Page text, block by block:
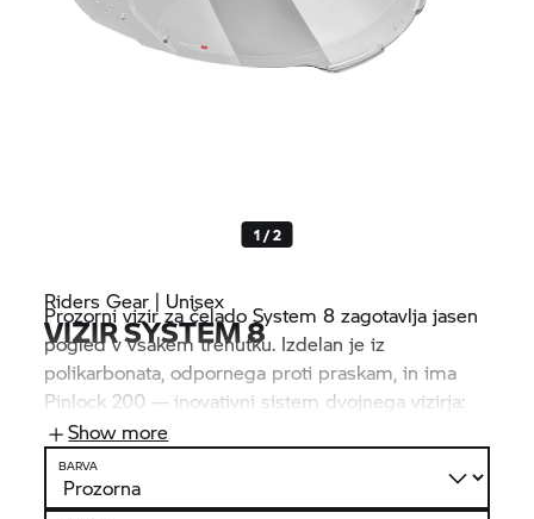
1 / 2
Riders Gear | Unisex
VIZIR SYSTEM 8
Prozorni vizir za čelado System 8 zagotavlja jasen
pogled v vsakem trenutku. Izdelan je iz
polikarbonata, odpornega proti praskam, in ima
Pinlock 200 — inovativni sistem dvojnega vizirja:
Zavarovani notranji vizir s silikonskim tesnilom je
izdelan iz materiala, ki absorbira vlago, in
učinkovito preprečuje megljenje.
Show more
BARVA